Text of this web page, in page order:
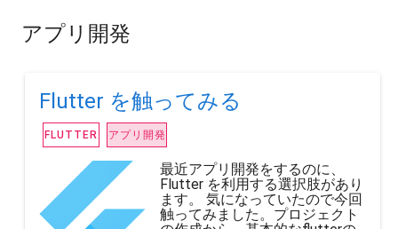
アプリ開発
Flutter を触ってみる
FLUTTER アプリ開発
最近アプリ開発をするのに、
Flutter を利用する選択肢があり
ます。 気になっていたので今回
触ってみました。プロジェクト